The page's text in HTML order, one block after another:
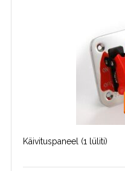
Käivituspaneel (1 lüliti)